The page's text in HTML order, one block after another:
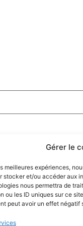
Gérer le
meilleures expériences,
stocker et/ou accéder aux
nous permettra de
ou les ID uniques sur ce
peut avoir un effet